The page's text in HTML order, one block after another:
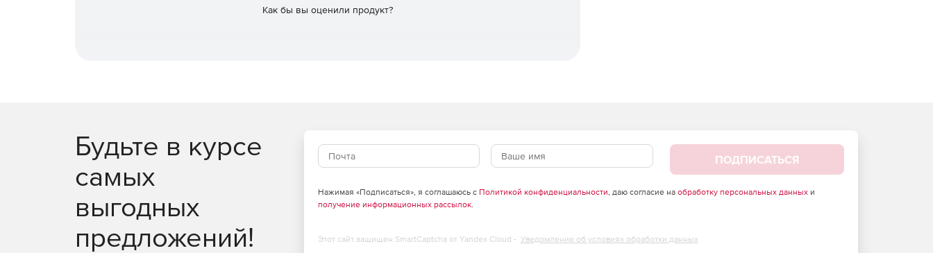
Как бы вы оценили продукт?
Будьте в курсе
самых
выгодных
предложений!
ПОДПИСАТЬСЯ
Нажимая «Подписаться», я соглашаюсь с Политикой конфиденциальности, даю согласие на обработку персональных данныхи
получение информационных рассылок.
Этот сайт защищен SmartCaptcha от Yandex Cloud - Уведомление об условиях обработки данных